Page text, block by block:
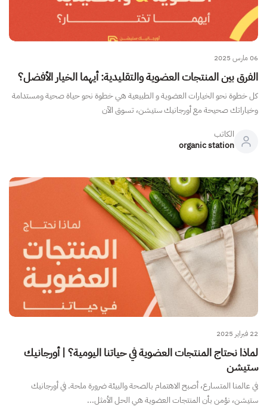
06 مارس 2025
الفرق بين المنتجات العضوية والتقليدية: أيهما الخيار الأفضل؟
كل خطوة نحو الخيارات العضوية و الطبيعية هي خطوة نحو حياة صحية ومستدامة
وخياراتك صحيحة مع أورجانيك ستيشن، تسوق الآن
الكاتب
organic station
22 فبراير 2025
لماذا نحتاج المنتجات العضوية في حياتنا اليومية؟ | أورجانيك
ستيشن
في عالمنا المتسارع، أصبح الاهتمام بالصحة والبيئة ضرورة ملحة. في أورجانيك
ستيشن، نؤمن بأن المنتجات العضوية هي الحل الأمثل...